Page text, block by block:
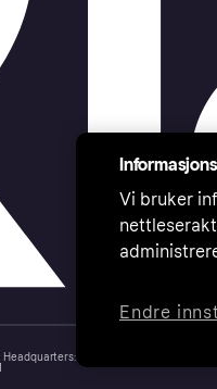
Stockholm, Sweden. All
Vi bruker
Endre